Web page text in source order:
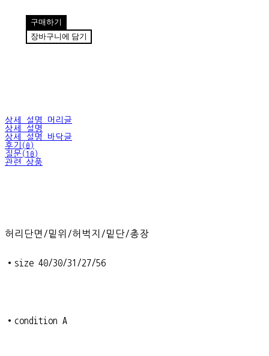
구매하기
장바구니에 담기
상세 설명 머리글
상세 설명
상세 설명 바닥글
후기(0)
질문(10)
관련 상품
허리단면/밑위/허벅지/밑단/총장
•size 40/30/31/27/56
•condition A